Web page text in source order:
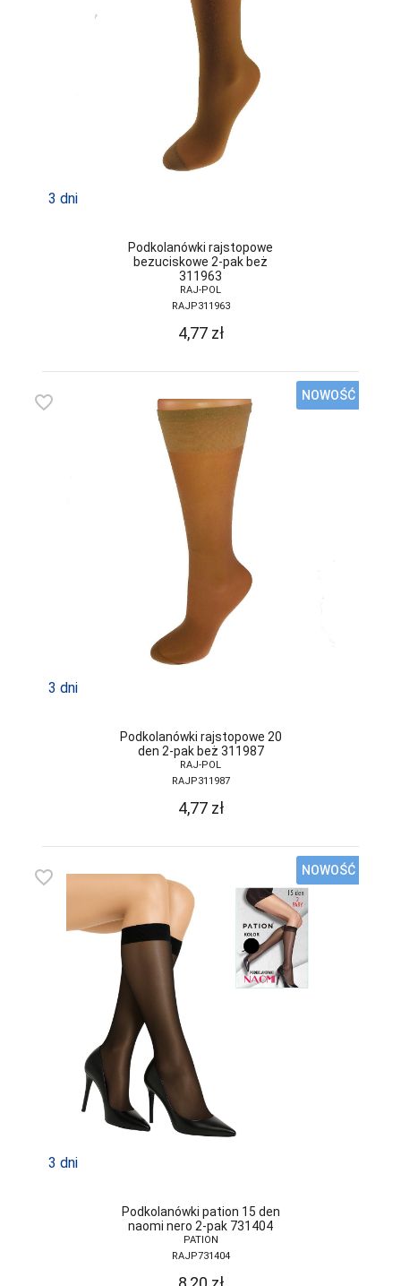
ROSSLI
SENSIS
SESTO-SENSO
SONIA
SOTEX
SPAIO
STEVEN
SZATA
TAK
TARO
TOPGAL
TRE STELLE
UNIKAT
VENEZIANA
VIKI STYLE
VIOLANA
WOLBAR
ZALEWSKI
ZENIT
3 dni
Podkolanówki rajstopowe
bezuciskowe 2-pak beż
311963
RAJ-POL
RAJP311963
4,77 zł
favorite_border NOWOŚĆ
3 dni
Podkolanówki rajstopowe 20
den 2-pak beż 311987
RAJ-POL
RAJP311987
4,77 zł
favorite_border NOWOŚĆ
3 dni
Podkolanówki pation 15 den
naomi nero 2-pak 731404
PATION
RAJP731404